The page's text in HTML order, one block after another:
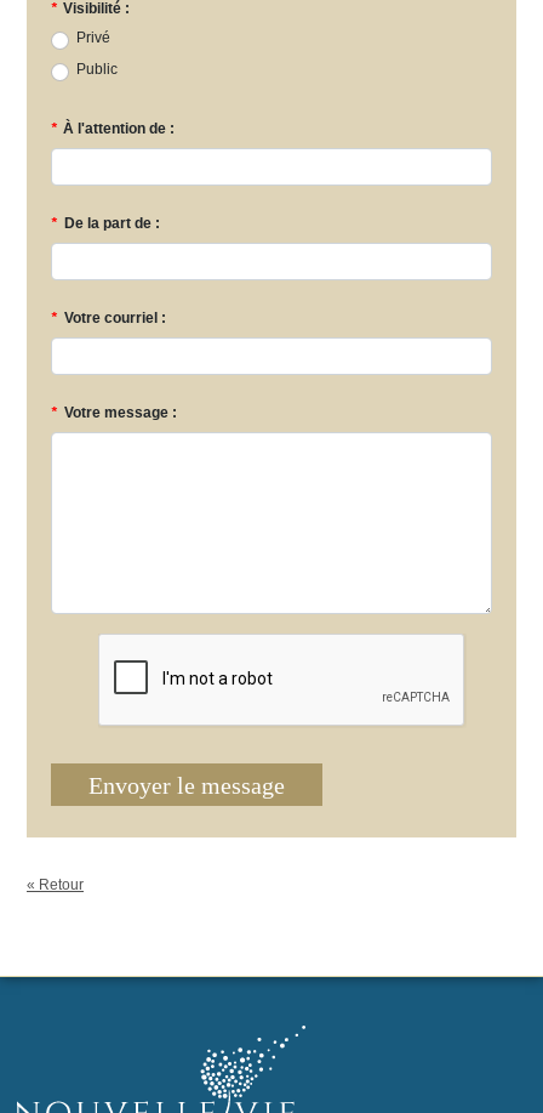
* Visibilité :
Privé
Public
* À l'attention de :
* De la part de :
* Votre courriel :
* Votre message :
Envoyer le message
« Retour